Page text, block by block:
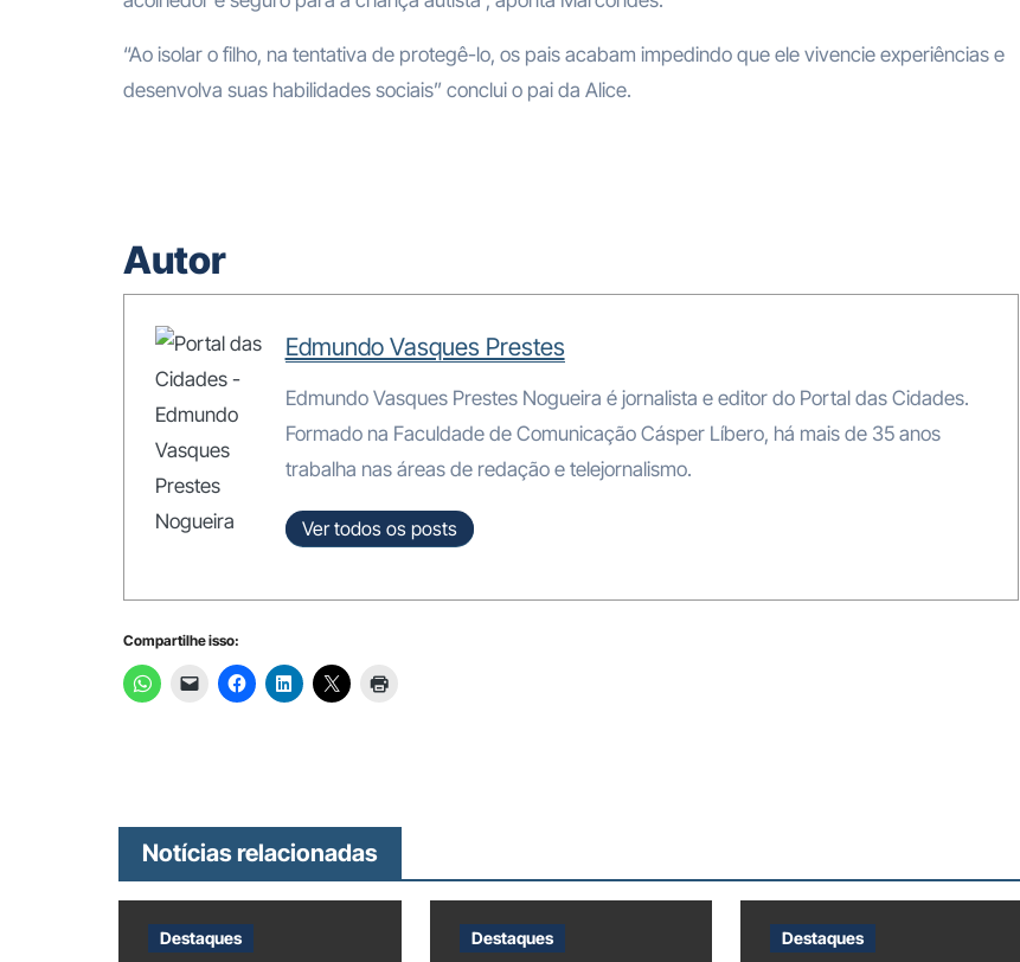
“Ao isolar o filho, na tentativa de protegê-lo, os pais acabam impedindo que ele vivencie experiências e
desenvolva suas habilidades sociais” conclui o pai da Alice.
Autor
Edmundo Vasques Prestes
Edmundo Vasques Prestes Nogueira é jornalista e editor do Portal das Cidades.
Formado na Faculdade de Comunicação Cásper Líbero, há mais de 35 anos
trabalha nas áreas de redação e telejornalismo.
Ver todos os posts
Compartilhe isso:
Notícias relacionadas
Destaques Destaques Destaques